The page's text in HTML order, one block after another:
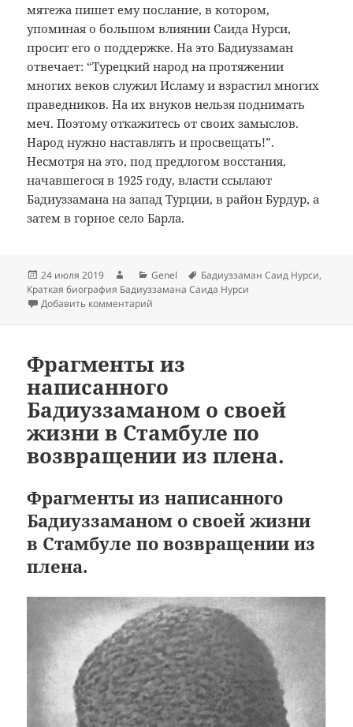
мятежа пишет ему послание, в котором,
упоминая о большом влиянии Саида Нурси,
просит его о поддержке. На это Бадиуззаман
отвечает: “Турецкий народ на протяжении
многих веков служил Исламу и взрастил многих
праведников. На их внуков нельзя поднимать
меч. Поэтому откажитесь от своих замыслов.
Народ нужно наставлять и просвещать!”.
Несмотря на это, под предлогом восстания,
начавшегося в 1925 году, власти ссылают
Бадиуззамана на запад Турции, в район Бурдур, а
затем в горное село Барла.
Опубликовано
24 июля 2019 АвторРубрики
Genel Метки
Бадиуззаман Саид Нурси,
Краткая биография Бадиуззамана Саида Нурси
Добавить комментарий
Фрагменты из
написанного
Бадиуззаманом о своей
жизни в Стамбуле по
возвращении из плена.
Фрагменты из написанного
Бадиуззаманом о своей жизни
в Стамбуле по возвращении из
плена.